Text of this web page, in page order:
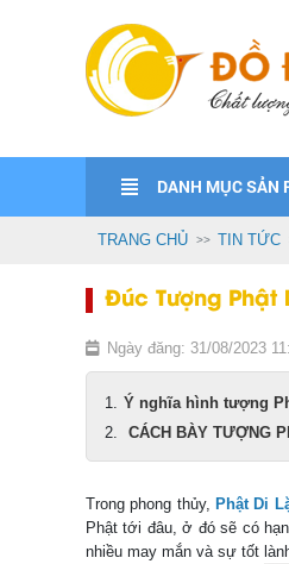
DANH MỤC SẢN
TRANG CHỦ TIN TỨC
Đúc Tượng Phật
Ngày đăng: 31/08/2023
Ý nghĩa hình tượng
CÁCH BÀY TƯỢNG
Trong phong thủy, Phật Di
Phật tới đâu, ở đó sẽ có
nhiều may mắn và sự tốt